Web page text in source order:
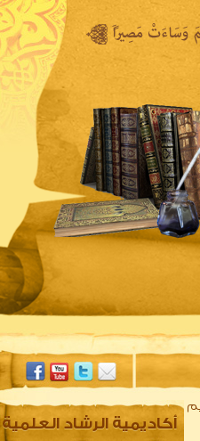
المرئية
أكاديمية الرشاد العلمية